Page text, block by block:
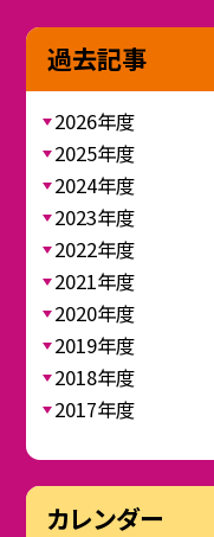
過去記事
2026年度
2025年度
2024年度
2023年度
2022年度
2021年度
2020年度
2019年度
2018年度
2017年度
カレンダー